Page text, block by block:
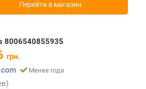
Перейти в магазин
8006540855935
грн.
Менее года